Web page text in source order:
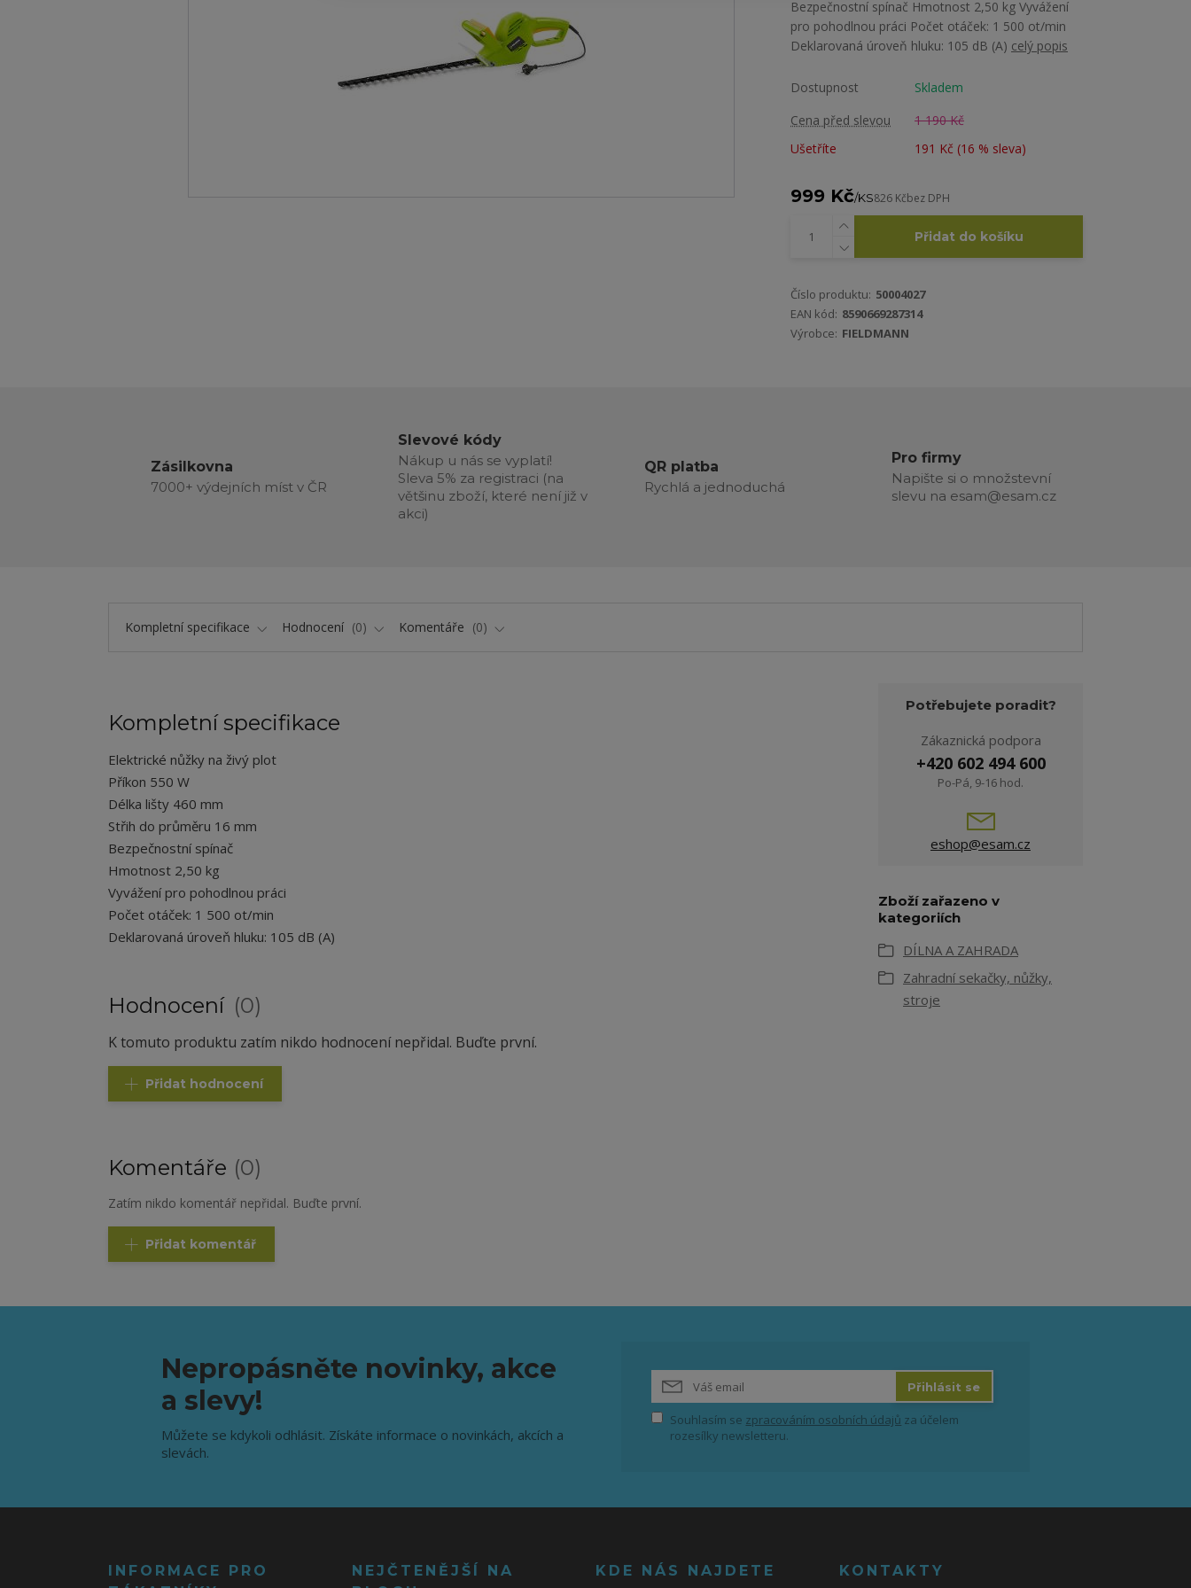
Bezpečnostní spínač Hmotnost 2,50 kg Vyvážení
pro pohodlnou práci Počet otáček: 1 500 ot/min
Deklarovaná úroveň hluku: 105 dB (A) celý popis
Dostupnost
Skladem
Cena před slevou
1 190 Kč
Ušetříte
191 Kč (16 % sleva)
999 Kč/KS826 Kčbez DPH
Přidat do košíku
Číslo produktu: 50004027
EAN kód: 8590669287314
Výrobce: FIELDMANN
Zásilkovna
7000+ výdejních míst v ČR
Slevové kódy
Nákup u nás se vyplatí!
Sleva 5% za registraci (na
většinu zboží, které není již v
akci)
QR platba
Rychlá a jednoduchá
Pro firmy
Napište si o množstevní
slevu na esam@esam.cz
Kompletní specifikace Hodnocení 0 Komentáře 0
Kompletní specifikace
Elektrické nůžky na živý plot
Příkon 550 W
Délka lišty 460 mm
Střih do průměru 16 mm
Bezpečnostní spínač
Hmotnost 2,50 kg
Vyvážení pro pohodlnou práci
Počet otáček: 1 500 ot/min
Deklarovaná úroveň hluku: 105 dB (A)
Hodnocení 0
K tomuto produktu zatím nikdo hodnocení nepřidal. Buďte první.
Přidat hodnocení
Komentáře 0
Zatím nikdo komentář nepřidal. Buďte první.
Přidat komentář
Potřebujete poradit?
Zákaznická podpora
+420 602 494 600
Po-Pá, 9-16 hod.
eshop@esam.cz
Zboží zařazeno v
kategoriích
DÍLNA A ZAHRADA
Zahradní sekačky, nůžky,
stroje
Nepropásněte novinky, akce
a slevy!
Můžete se kdykoli odhlásit. Získáte informace o novinkách, akcích a
slevách.
Přihlásit se
Souhlasím se zpracováním osobních údajů za účelem
rozesílky newsletteru.
INFORMACE PRO
NEJČTENĚJŠÍ NA
KDE NÁS NAJDETE KONTAKTY